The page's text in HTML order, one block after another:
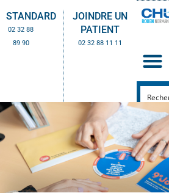
STANDARD
02 32 88
89 90
JOINDRE UN
PATIENT
02 32 88 11 11